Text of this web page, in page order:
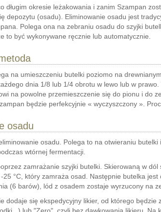
długim okresie leżakowania i zanim Szampan
depozytu (osadu). Eliminowanie osadu jest
Polega ona na zebraniu osadu do szyjki
to być wykonywane ręcznie lub automatycznie.
na umieszczeniu butelki poziomo na
dnia 1/8 lub 1/4 obrotu w lewo lub w prawo.
na powolne przemieszczenie się do pionu i do
będzie perfekcyjnie « wyczyszczony ».
osadu
osadu. Polega to na otwieraniu
wtórnej fermentacji.
zamrażanie szyjki butelki. Skierowaną w
25 °C, który zamraża osad. Następnie butelka jest
(6 barów), lód z osadem zostaje wyrzucony na
dodaje się ekspedycyjny likier, od którego będzie